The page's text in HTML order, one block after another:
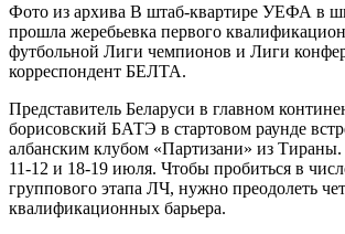
Фото из архива В штаб-квартире УЕФА в
прошла жеребьевка первого
футбольной Лиги чемпионов и Лиги
корреспондент БЕЛТА.
Представитель Беларуси в главном
борисовский БАТЭ в стартовом раунде
албанским клубом «Партизани» из Тираны.
11-12 и 18-19 июля. Чтобы пробиться в
группового этапа ЛЧ, нужно преодолеть
квалификационных барьера.